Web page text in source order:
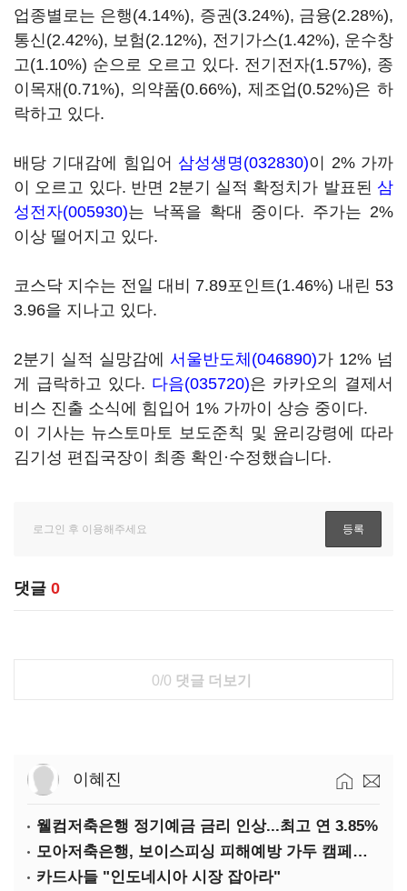
업종별로는 은행(4.14%), 증권(3.24%), 금융(2.28%),
통신(2.42%), 보험(2.12%), 전기가스(1.42%), 운수창
고(1.10%) 순으로 오르고 있다. 전기전자(1.57%), 종
이목재(0.71%), 의약품(0.66%), 제조업(0.52%)은 하
락하고 있다.
배당 기대감에 힘입어 삼성생명(032830)이 2% 가까
이 오르고 있다. 반면 2분기 실적 확정치가 발표된 삼
성전자(005930)는 낙폭을 확대 중이다. 주가는 2%
이상 떨어지고 있다.
코스닥 지수는 전일 대비 7.89포인트(1.46%) 내린 53
3.96을 지나고 있다.
2분기 실적 실망감에 서울반도체(046890)가 12% 넘
게 급락하고 있다. 다음(035720)은 카카오의 결제서
비스 진출 소식에 힘입어 1% 가까이 상승 중이다.
이 기사는 뉴스토마토 보도준칙 및 윤리강령에 따라
김기성 편집국장이 최종 확인·수정했습니다.
댓글 0
0/0 댓글 더보기
이혜진
웰컴저축은행 정기예금 금리 인상...최고 연 3.85%
모아저축은행, 보이스피싱 피해예방 가두 캠페인 실시
카드사들 "인도네시아 시장 잡아라"